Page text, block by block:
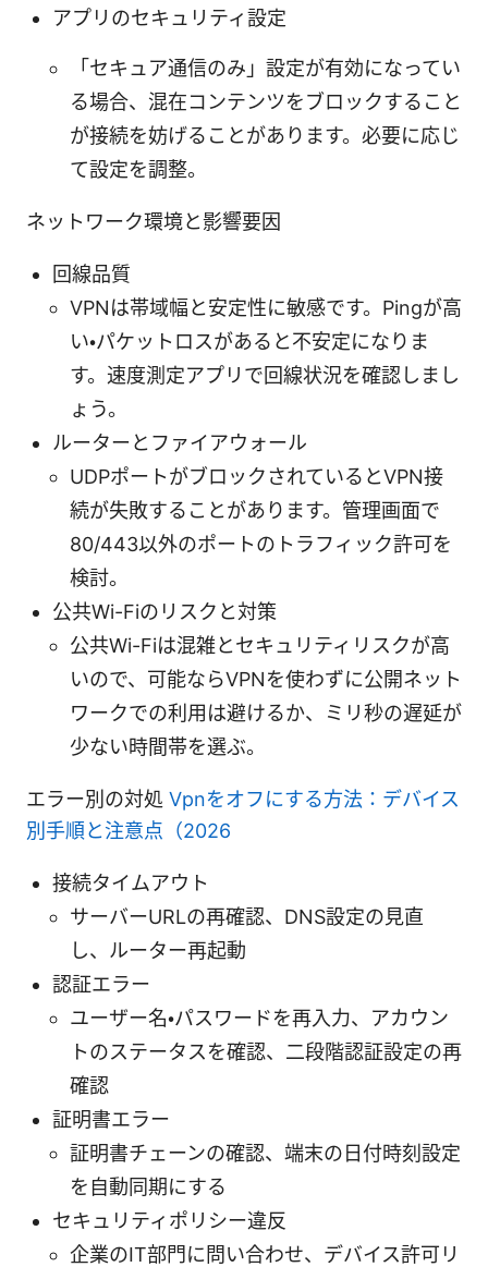
アプリのセキュリティ設定
「セキュア通信のみ」設定が有効になってい
る場合、混在コンテンツをブロックすること
が接続を妨げることがあります。必要に応じ
て設定を調整。
ネットワーク環境と影響要因
回線品質
VPNは帯域幅と安定性に敏感です。Pingが高
い・パケットロスがあると不安定になりま
す。速度測定アプリで回線状況を確認しまし
ょう。
ルーターとファイアウォール
UDPポートがブロックされているとVPN接
続が失敗することがあります。管理画面で
80/443以外のポートのトラフィック許可を
検討。
公共Wi-Fiのリスクと対策
公共Wi-Fiは混雑とセキュリティリスクが高
いので、可能ならVPNを使わずに公開ネット
ワークでの利用は避けるか、ミリ秒の遅延が
少ない時間帯を選ぶ。
エラー別の対処 Vpnをオフにする方法：デバイス
別手順と注意点（2026
接続タイムアウト
サーバーURLの再確認、DNS設定の見直
し、ルーター再起動
認証エラー
ユーザー名・パスワードを再入力、アカウン
トのステータスを確認、二段階認証設定の再
確認
証明書エラー
証明書チェーンの確認、端末の日付時刻設定
を自動同期にする
セキュリティポリシー違反
企業のIT部門に問い合わせ、デバイス許可リ